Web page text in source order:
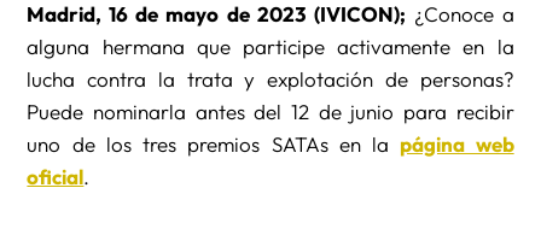
Madrid, 16 de mayo de 2023 (IVICON); ¿Conoce a
alguna hermana que participe activamente en la
lucha contra la trata y explotación de personas?
Puede nominarla antes del 12 de junio para recibir
uno de los tres premios SATAs en la página web
oficial.